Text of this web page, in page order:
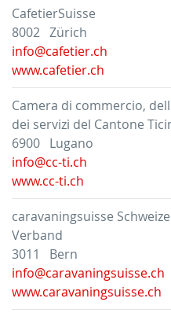
CafetierSuisse
8002 Zürich
info@cafetier.ch
www.cafetier.ch
Camera di commercio,
dei servizi del Cantone
6900 Lugano
info@cc-ti.ch
www.cc-ti.ch
caravaningsuisse
Verband
3011 Bern
info@caravaningsuisse.ch
www.caravaningsuisse.ch